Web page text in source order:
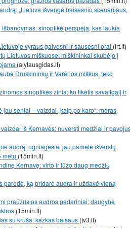
„Lietuva išvengė baisesnio scenarijaus,
sinoptikė perspėja, kas laukia
vyraus gaivesni ir sausesni orai (lrt.lt)
Lietuvos miškuose: miškininkai skubėjo į
(alytausgidas.lt)
Druskininkų ir Varėnos miškus, teko
sinoptikės žinia: ko tikėtis savaitgalį ir
jau seniai – vaizdai „kaip po karo“: meras
iš Kernavės: nuversti medžiai ir
audrą: ugniagesiai jau pametė išverstų
metų (15min.lt)
Kernavę: virto ir lūžo daug medžių
parodė, ką pridarė audra ir uždavė vieną
praūžusios audros padariniai: daugybė
(15min.lt)
su kruša: kažkas baisaus (tv3.lt)